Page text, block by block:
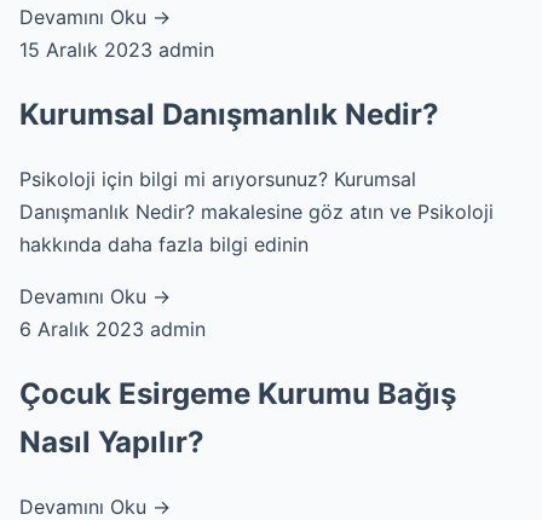
Devamını Oku →
15 Aralık 2023 admin
Kurumsal Danışmanlık Nedir?
Psikoloji için bilgi mi arıyorsunuz? Kurumsal
Danışmanlık Nedir? makalesine göz atın ve Psikoloji
hakkında daha fazla bilgi edinin
Devamını Oku →
6 Aralık 2023 admin
Çocuk Esirgeme Kurumu Bağış
Nasıl Yapılır?
Devamını Oku →